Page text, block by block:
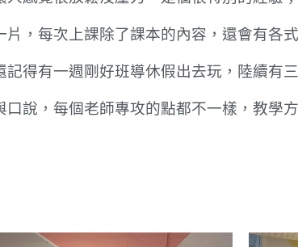
，每次上課除了課本的內容，還會有各
得有一週剛好班導休假出去玩，陸續有
說，每個老師專攻的點都不一樣，教學